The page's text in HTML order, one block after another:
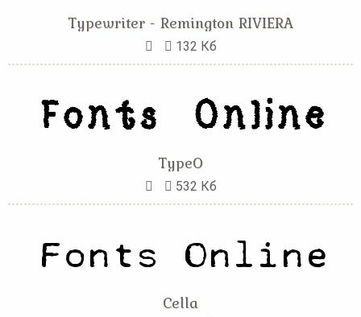
Typewriter - Remington RIVIERA
132 Кб
TypeO
532 Кб
Cella